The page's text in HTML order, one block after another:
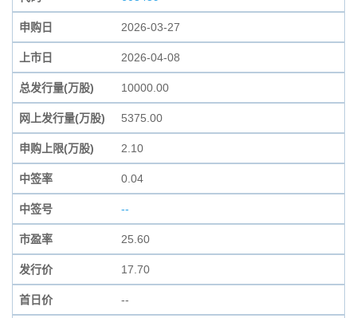
申购日 2026-03-27
上市日 2026-04-08
总发行量(万股) 10000.00
网上发行量(万股) 5375.00
申购上限(万股) 2.10
中签率 0.04
中签号 --
市盈率 25.60
发行价 17.70
首日价 --